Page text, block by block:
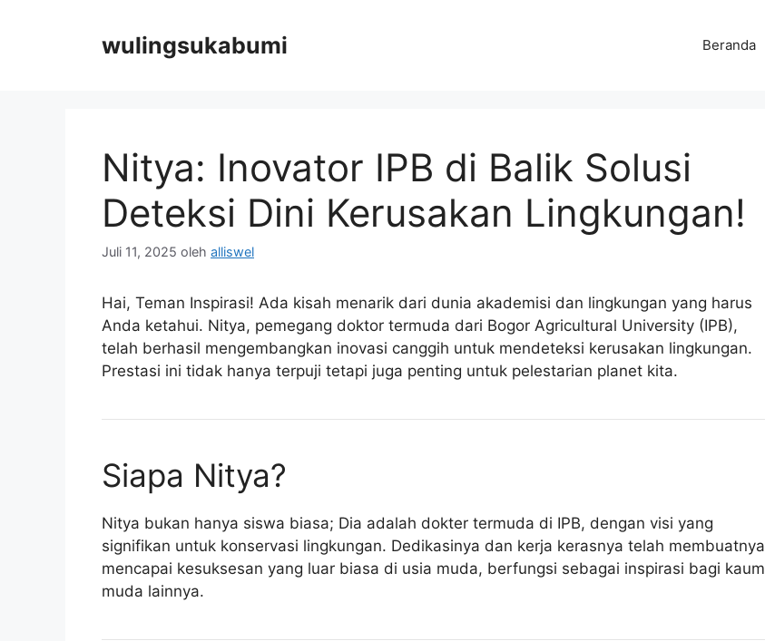
wulingsukabumi Beranda
Nitya: Inovator IPB di Balik Solusi
Deteksi Dini Kerusakan Lingkungan!
Juli 11, 2025 oleh alliswel
Hai, Teman Inspirasi! Ada kisah menarik dari dunia akademisi dan lingkungan yang harus
Anda ketahui. Nitya, pemegang doktor termuda dari Bogor Agricultural University (IPB),
telah berhasil mengembangkan inovasi canggih untuk mendeteksi kerusakan lingkungan.
Prestasi ini tidak hanya terpuji tetapi juga penting untuk pelestarian planet kita.
Siapa Nitya?
Nitya bukan hanya siswa biasa; Dia adalah dokter termuda di IPB, dengan visi yang
signifikan untuk konservasi lingkungan. Dedikasinya dan kerja kerasnya telah membuatnya
mencapai kesuksesan yang luar biasa di usia muda, berfungsi sebagai inspirasi bagi kaum
muda lainnya.